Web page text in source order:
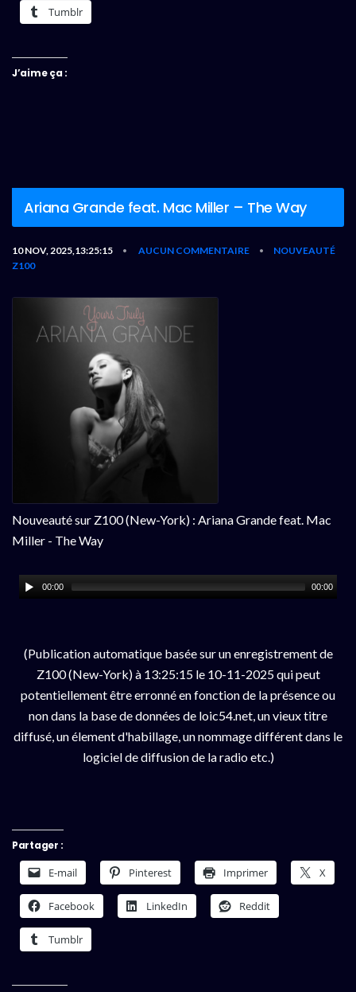
Tumblr
J’aime ça :
Ariana Grande feat. Mac Miller – The Way
10 NOV, 2025,13:25:15 • AUCUN COMMENTAIRE •
NOUVEAUTÉ
Z100
Nouveauté sur Z100 (New-York) : Ariana Grande feat. Mac
Miller - The Way
00:00 00:00
(Publication automatique basée sur un enregistrement de
Z100 (New-York) à 13:25:15 le 10-11-2025 qui peut
potentiellement être erronné en fonction de la présence ou
non dans la base de données de loic54.net, un vieux titre
diffusé, un élement d'habillage, un nommage différent dans le
logiciel de diffusion de la radio etc.)
Partager :
E-mail Pinterest Imprimer X
Facebook LinkedIn Reddit
Tumblr